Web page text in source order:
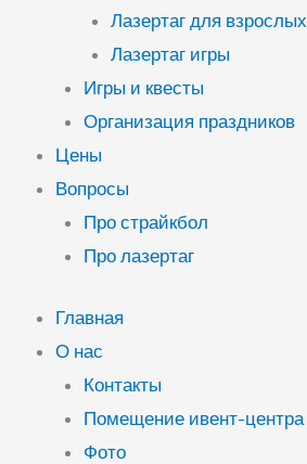
Лазертаг для взрослых
Лазертаг игры
Игры и квесты
Организация праздников
Цены
Вопросы
Про страйкбол
Про лазертаг
Главная
О нас
Контакты
Помещение ивент-центра
Фото